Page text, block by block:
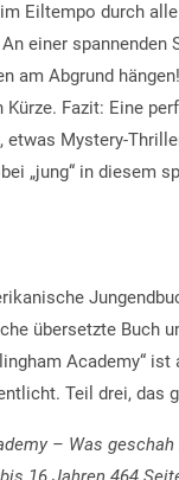
Eiltempo durch
einer
am Abgrund
Fazit: Eine
Mystery-
„jung“ in diesem
übersetzte Buch
Academy“
Teil drei, das
– Was